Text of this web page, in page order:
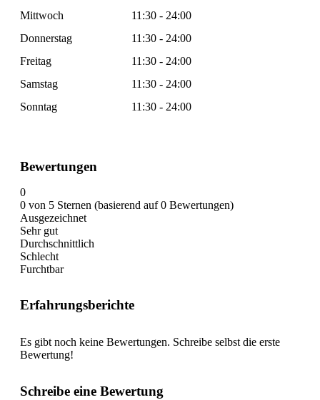
Mittwoch
11:30 - 24:00
Donnerstag
11:30 - 24:00
Freitag
11:30 - 24:00
Samstag
11:30 - 24:00
Sonntag
11:30 - 24:00
Bewertungen
0
0 von 5 Sternen (basierend auf 0 Bewertungen)
Ausgezeichnet
Sehr gut
Durchschnittlich
Schlecht
Furchtbar
Erfahrungsberichte
Es gibt noch keine Bewertungen. Schreibe selbst die erste
Bewertung!
Schreibe eine Bewertung